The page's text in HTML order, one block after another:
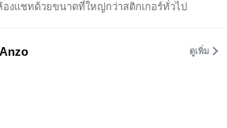
องแชทด้วยขนาดที่ใหญ่กว่าสติกเกอร์ทั่วไป
ดูเพิ่ม